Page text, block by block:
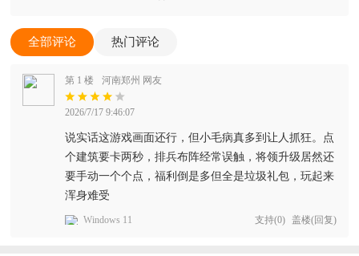
全部评论 热门评论
第 1 楼 河南郑州 网友
2026/7/17 9:46:07
说实话这游戏画面还行，但小毛病真多到让人抓狂。点
个建筑要卡两秒，排兵布阵经常误触，将领升级居然还
要手动一个个点，福利倒是多但全是垃圾礼包，玩起来
浑身难受
Windows 11 支持(0) 盖楼(回复)